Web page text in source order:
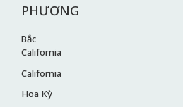
PHƯƠNG
Bắc
California
California
Hoa Kỳ